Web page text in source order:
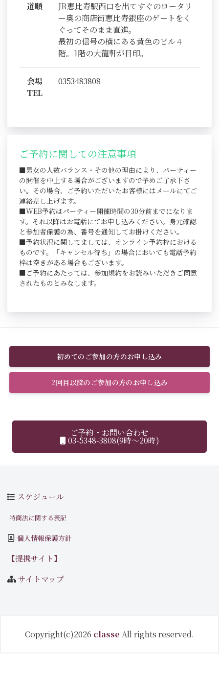
道順
JR恵比寿駅西口を出てすぐのロータリ
ー奥の商店街恵比寿銀座のゲートをく
ぐってそのまま直進。
最初の信号の横にある黄色のビル４
階。1階の大龍軒が目印。
会場
TEL
0353483808
ご予約に関しての注意事項
■男女の人数バランス・その他の理由により、パーティー
の開催を中止する場合がございますので予めご了承下さ
い。その場合、ご予約いただいたお客様にはメールにてご
連絡差し上げます。
■WEB予約はパーティー開催時間の30分前までになりま
す。それ以降はお電話にてお申し込みください。身元確認
と参加者保護の為、番号を通知してお掛けください。
■予約状況に関してましては、オンライン予約枠における
ものです。「キャンセル待ち」の場合においても電話予約
枠は空きがある場合もございます。
■ご予約にあたっては、参加規約をお読みいただきご同意
されたものとみなします。
初めてのご参加の方のお申し込み
2回目以降のご参加の方のお申し込み
ご予約・お問い合わせ
03-5348-3808(9時～20時)
スケジュール
特商法に関する表記
個人情報保護方針
【提携サイト】
サイトマップ
Copyright(c)2026 classe All rights reserved.